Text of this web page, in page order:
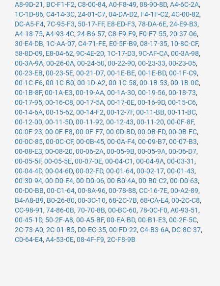
A8-9D-21 , BC-F1-F2, C8-00-84, A0-F8-49, 88-90-8D, A4-6C-2A,
1C-1D-86, C4-14-3C, 24-01-C7, 04-DA-D2, F4-1F-C2, 4C-00-82,
DC-A5-F4, 7C-95-F3, 50-17-FF, E8-ED-F3, 78-DA-6E, 24-E9-B3,
A4-18-75, A4-93-4C, 24-B6-57, C8-F9-F9, F0-F7-55, 20-37-06,
30-E4-DB, 1C-AA-07, C4-71-FE, E0-5F-B9, 08-17-35, 10-8C-CF,
58-8D-09, E8-04-62, 9C-4E-20, 1C-17-D3, 9C-AF-CA, 00-3A-98,
00-3A-9A, 00-26-0A, 00-24-50, 00-22-90, 00-23-33, 00-23-05,
00-23-EB, 00-23-5E, 00-21-D7, 00-1E-BE, 00-1E-BD, 00-1F-C9,
00-1C-F6, 00-1C-B0, 00-1D-A2, 00-1C-58, 00-1B-53, 00-1B-0C,
00-1B-8F, 00-1A-E3, 00-19-AA, 00-1A-30, 00-19-56, 00-18-73,
00-17-95, 00-16-C8, 00-17-5A, 00-17-0E, 00-16-9D, 00-15-C6,
00-14-6A, 00-15-62, 00-14-F2, 00-12-7F, 00-11-BB, 00-11-BC,
00-12-00, 00-11-5D, 00-11-92, 00-12-43, 00-11-20, 00-0F-8F,
00-0F-23, 00-0F-F8, 00-0F-F7, 00-0D-BD, 00-0B-FD, 00-0B-FC,
00-0C-85, 00-0C-CF, 00-0B-45, 00-0A-F4, 00-09-B7, 00-07-B3,
00-08-E3, 00-08-20, 00-06-2A, 00-05-9B, 00-05-9A, 00-06-D7,
00-05-5F, 00-05-5E, 00-07-0E, 00-04-C1 , 00-04-9A, 00-03-31 ,
00-04-4D, 00-04-6D, 00-02-FD, 00-01-64, 00-02-17, 00-01-43,
00-30-94, 00-D0-E4, 00-D0-06, 00-B0-4A, 00-B0-C2, 00-D0-63,
00-D0-BB, 00-C1-64, 00-8A-96, 00-78-88, CC-16-7E, 00-A2-89,
B4-A8-B9, B0-26-80, 00-3C-10, 68-2C-7B, 68-CA-E4, 00-2C-C8,
CC-98-91 , 74-86-0B, 70-70-8B, 00-BC-60, 78-0C-F0, A0-93-51 ,
00-45-1D, 50-2F-A8, 00-A5-BF, 00-EA-BD, 00-B1-E3, 00-2F-5C,
2C-73-A0, 2C-01-B5, D0-EC-35, 00-FD-22, C4-B3-6A, DC-8C-37,
C0-64-E4, A4-53-0E, 08-4F-F9, 2C-F8-9B